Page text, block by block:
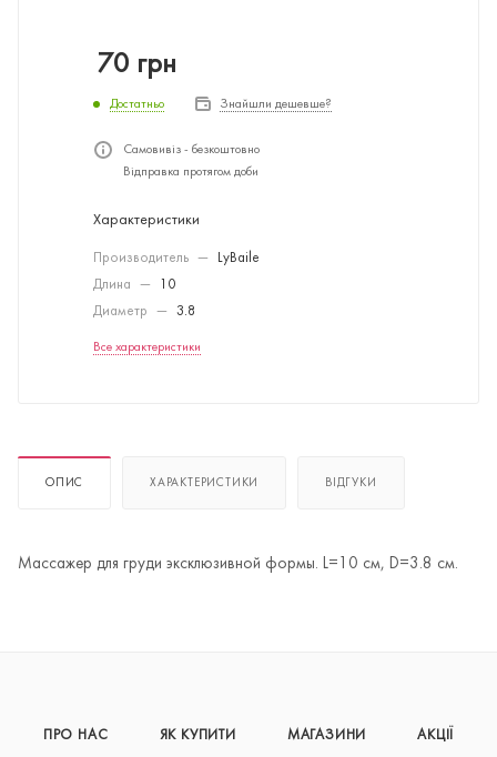
70 грн
Достатньо Знайшли дешевше?
Самовивіз - безкоштовно
Відправка протягом доби
Характеристики
Производитель —
LyBaile
Длина
—
10
Диаметр
— 3.8
Все характеристики
ОПИС ХАРАКТЕРИСТИКИ ВІДГУКИ
Массажер для груди эксклюзивной формы. L=10 см, D=3.8 см.
ПРО НАС ЯК КУПИТИ МАГАЗИНИ АКЦІЇ